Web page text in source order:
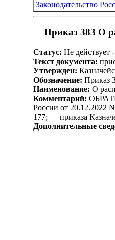
Законодательство
Приказ 383 О
Статус: Не действует
Текст документа:
Утвержден:
Обозначение: Приказ
Наименование: О
Комментарий:
России от 20.12.2022
177; приказа
Дополнительные